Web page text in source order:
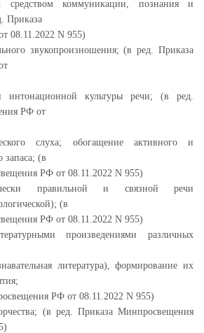
средством коммуникации, познания и
Приказа
08.11.2022 N 955)
звукопроизношения; (в ред. Приказа
интонационной культуры речи; (в ред.
РФ от
слуха; обогащение активного и
запаса; (в
РФ от 08.11.2022 N 955)
правильной и связной речи
(в
РФ от 08.11.2022 N 955)
произведениями различных
литература), формирование их
РФ от 08.11.2022 N 955)
(в ред. Приказа Минпросвещения